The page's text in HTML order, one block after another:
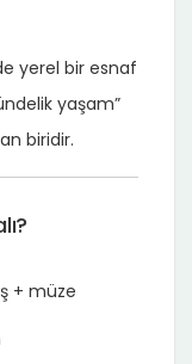
yerel bir esnaf
yaşam”
biridir.
+ müze